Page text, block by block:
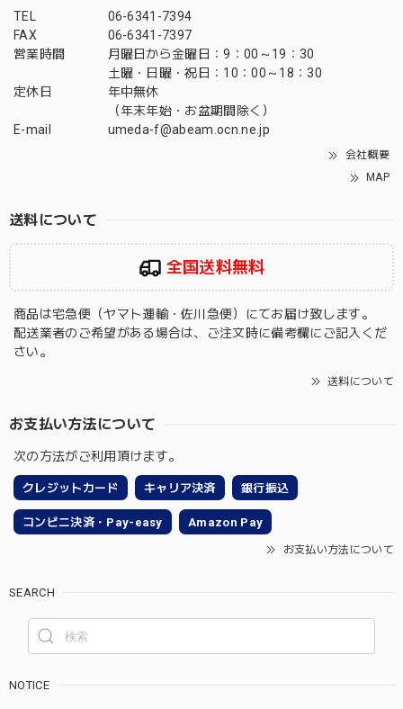
TEL
06-6341-7394
FAX
06-6341-7397
営業時間
月曜日から金曜日：9：00～19：30
土曜・日曜・祝日：10：00～18：30
定休日
年中無休
（年末年始・お盆期間除く）
E-mail
umeda-f@abeam.ocn.ne.jp
会社概要
MAP
送料について
全国送料無料
商品は宅急便（ヤマト運輸・佐川急便）にてお届け致します。
配送業者のご希望がある場合は、ご注文時に備考欄にご記入くだ
さい。
送料について
お支払い方法について
次の方法がご利用頂けます。
クレジットカード キャリア決済 銀行振込
コンビニ決済・Pay-easy Amazon Pay
お支払い方法について
SEARCH
NOTICE